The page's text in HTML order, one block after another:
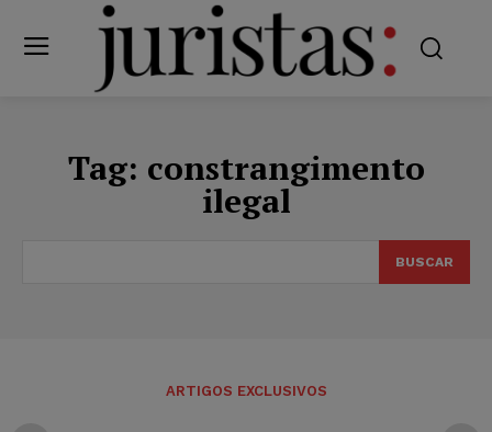
Tag: constrangimento
ilegal
BUSCAR
ARTIGOS EXCLUSIVOS